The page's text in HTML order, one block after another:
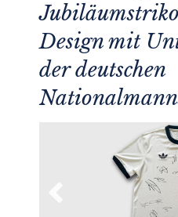
Design mit
der deutschen